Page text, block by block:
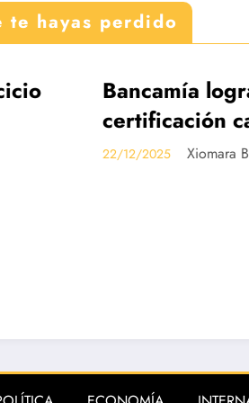
te hayas perdido
logra la
carbono
bajo la
Xiomara Bustos 19/